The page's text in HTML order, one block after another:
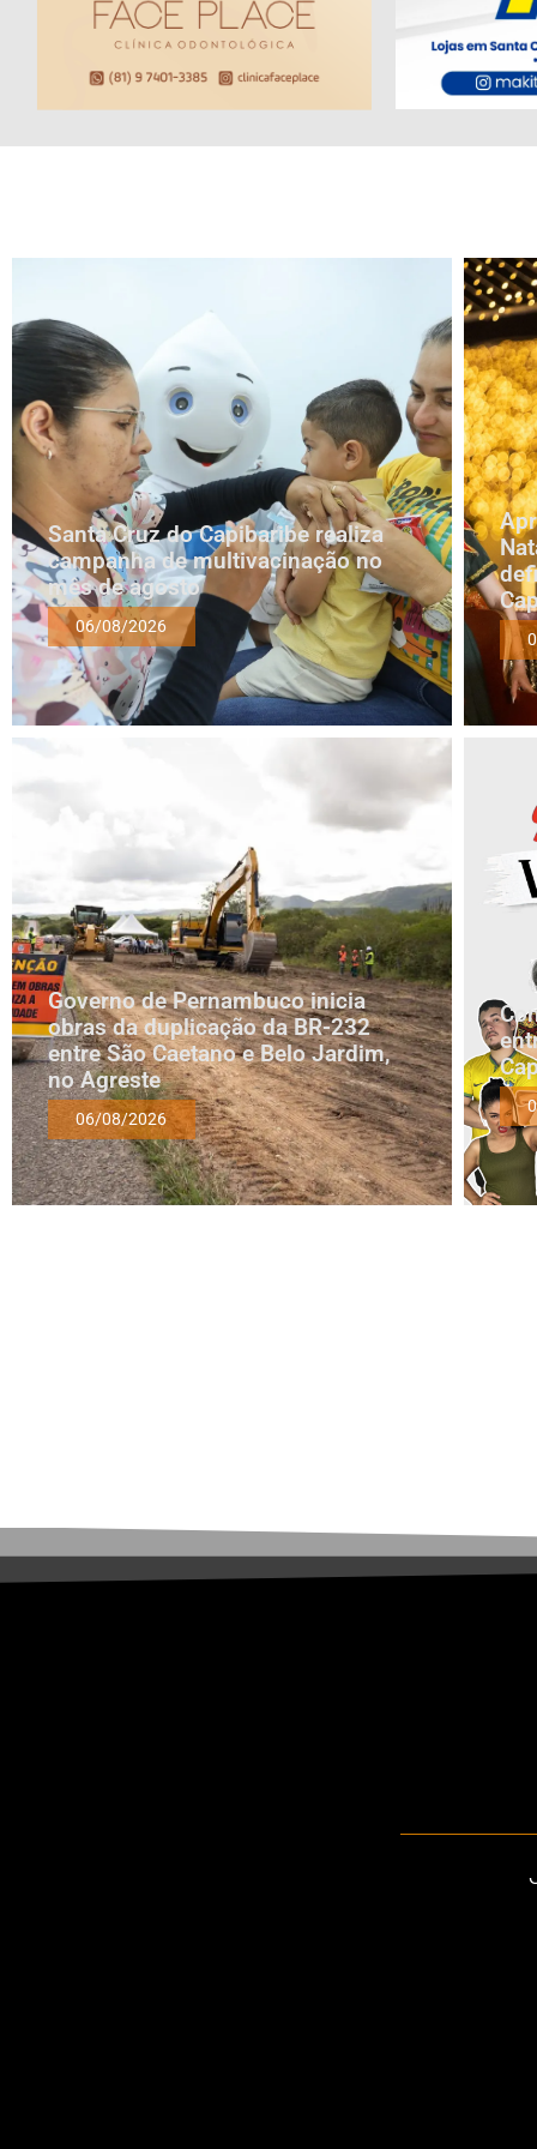
Santa Cruz do Capibaribe realiza
campanha de multivacinação no
mês de agosto
06/08/2026
Governo de Pernambuco inicia
obras da duplicação da BR-232
entre São Caetano e Belo Jardim,
no Agreste
06/08/2026